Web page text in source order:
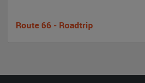
Route 66 - Roadtrip